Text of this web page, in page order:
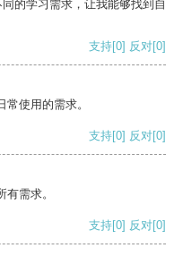
的学习需求，让我能够找到自
支持[0] 反对[0]
使用的需求。
支持[0] 反对[0]
需求。
支持[0] 反对[0]